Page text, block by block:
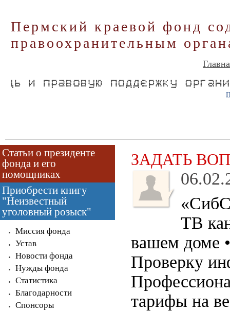
Пермский краевой фонд
правоохранительным
Статьи о президенте
фонда и его
помощниках
Приобрести книгу
"Неизвестный
уголовный розыск"
Миссия фонда
Устав
Новости фонда
Нужды фонда
Статистика
Благодарности
Спонсоры
ЗАДАТЬ
ТВ
вашем доме
Проверку
тарифы на